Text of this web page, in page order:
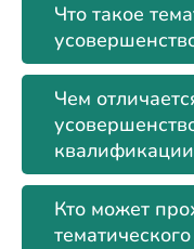
Что такое
Чем
Кто может